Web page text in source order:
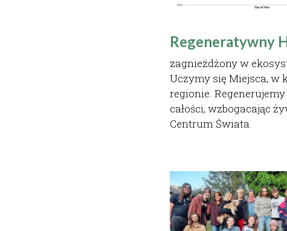
Regeneratywny
zagnieżdżony w
Uczymy się Miejsca, w
regionie.
całości, wzbogacając
Centrum Świata.